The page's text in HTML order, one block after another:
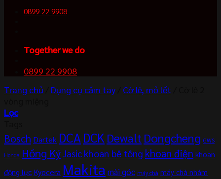
0899 22 9908
Together we do
0899 22 9908
Trang chủ
Dụng cụ cầm tay Cờ lê, mỏ lết
Lọc
Bosch Dartek DCA DCK Dewalt Dongcheng GWS
Honda Hồng Ký Jasic khoan bê tông khoan điện khoan
động lực Kyocera Makita mài góc máy chà máy chà nhám